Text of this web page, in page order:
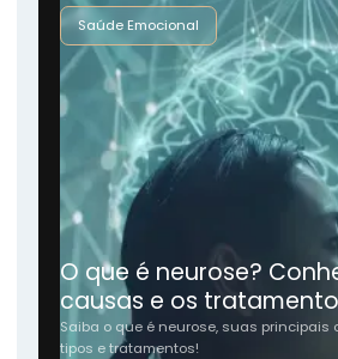
Saúde Emocional
O que é neurose?
causas e os
Saiba o que é neurose, suas principais
tipos e tratamentos!